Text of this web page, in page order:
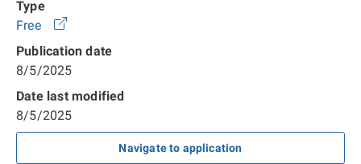
Type
Free
Publication date
8/5/2025
Date last modified
8/5/2025
Navigate to application